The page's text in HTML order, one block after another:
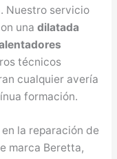
Nuestro servicio
una dilatada
técnicos
cualquier avería
formación.
la reparación de
marca Beretta,